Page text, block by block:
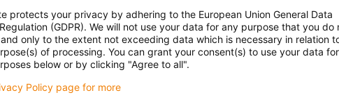
protects your privacy by adhering to the European Union General Data
(GDPR). We will not use your data for any purpose that you do
only to the extent not exceeding data which is necessary in relation
of processing. You can grant your consent(s) to use your data for
below or by clicking "Agree to all".
Policy page for more